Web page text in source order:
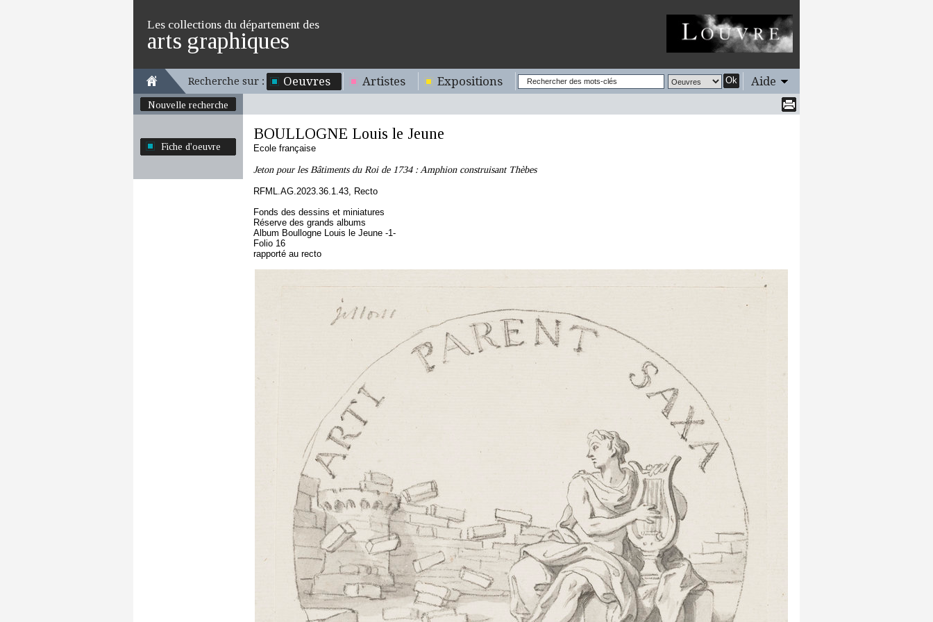
Les collections du département des
arts graphiques
Recherche sur : Oeuvres Artistes Expositions Ok Aide
Nouvelle recherche
Fiche d'oeuvre
BOULLOGNE Louis le Jeune
Ecole française
Jeton pour les Bâtiments du Roi de 1734 : Amphion construisant Thèbes
RFML.AG.2023.36.1.43, Recto
Fonds des dessins et miniatures
Réserve des grands albums
Album Boullogne Louis le Jeune -1-
Folio 16
rapporté au recto